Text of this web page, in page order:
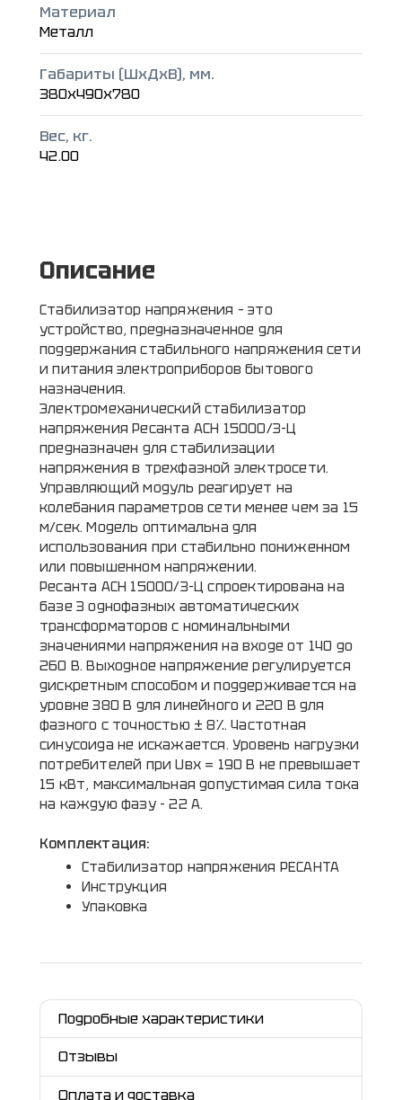
Материал
Металл
Габариты (ШxДxВ), мм.
380x490x780
Вес, кг.
42.00
Описание
Стабилизатор напряжения – это
устройство, предназначенное для
поддержания стабильного напряжения сети
и питания электроприборов бытового
назначения.
Электромеханический стабилизатор
напряжения Ресанта АСН 15000/3-Ц
предназначен для стабилизации
напряжения в трехфазной электросети.
Управляющий модуль реагирует на
колебания параметров сети менее чем за 15
м/сек. Модель оптимальна для
использования при стабильно пониженном
или повышенном напряжении.
Ресанта АСН 15000/3-Ц спроектирована на
базе 3 однофазных автоматических
трансформаторов с номинальными
значениями напряжения на входе от 140 до
260 В. Выходное напряжение регулируется
дискретным способом и поддерживается на
уровне 380 В для линейного и 220 В для
фазного с точностью ± 8%. Частотная
синусоида не искажается. Уровень нагрузки
потребителей при Uвх = 190 В не превышает
15 кВт, максимальная допустимая сила тока
на каждую фазу - 22 А.
Комплектация:
Стабилизатор напряжения РЕСАНТА
Инструкция
Упаковка
Подробные характеристики
Отзывы
Оплата и доставка